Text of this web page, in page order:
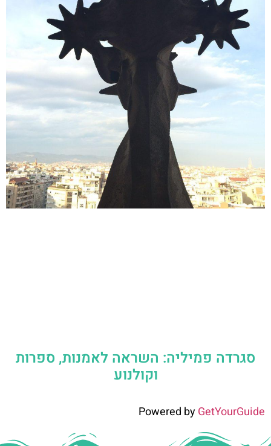
סגרדה פמיליה: השראה לאמנות, ספרות
וקולנוע
Powered byGetYourGuide